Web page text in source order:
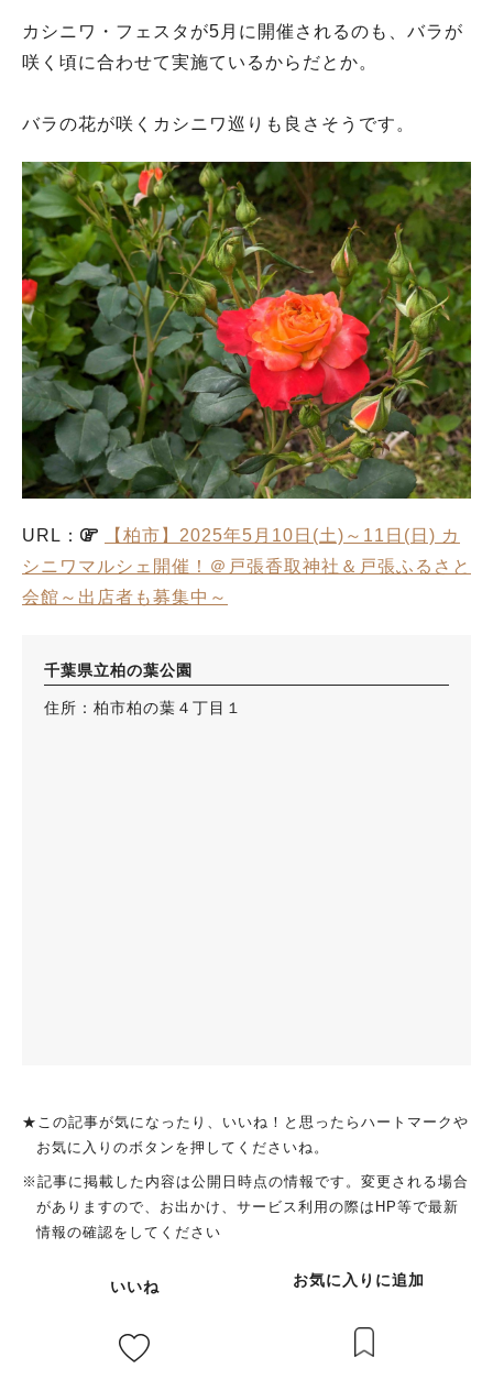
カシニワ・フェスタが5月に開催されるのも、バラが
咲く頃に合わせて実施ているからだとか。
バラの花が咲くカシニワ巡りも良さそうです。
URL：
【柏市】2025年5月10日(土)～11日(日) カ
シニワマルシェ開催！＠戸張香取神社＆戸張ふるさと
会館～出店者も募集中～
千葉県立柏の葉公園
住所：柏市柏の葉４丁目１
★この記事が気になったり、いいね！と思ったらハートマークや
お気に入りのボタンを押してくださいね。
※記事に掲載した内容は公開日時点の情報です。変更される場合
がありますので、お出かけ、サービス利用の際はHP等で最新
情報の確認をしてください
いいね お気に入りに追加